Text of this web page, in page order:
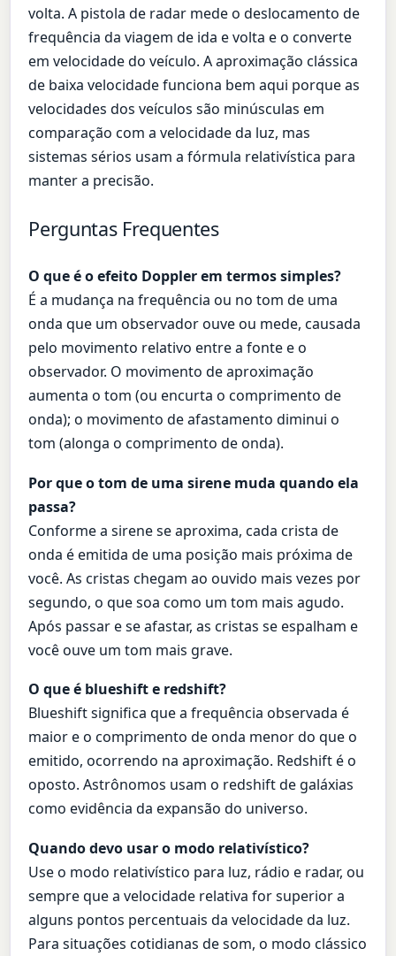
volta. A pistola de radar mede o deslocamento de
frequência da viagem de ida e volta e o converte
em velocidade do veículo. A aproximação clássica
de baixa velocidade funciona bem aqui porque as
velocidades dos veículos são minúsculas em
comparação com a velocidade da luz, mas
sistemas sérios usam a fórmula relativística para
manter a precisão.
Perguntas Frequentes
O que é o efeito Doppler em termos simples?
É a mudança na frequência ou no tom de uma
onda que um observador ouve ou mede, causada
pelo movimento relativo entre a fonte e o
observador. O movimento de aproximação
aumenta o tom (ou encurta o comprimento de
onda); o movimento de afastamento diminui o
tom (alonga o comprimento de onda).
Por que o tom de uma sirene muda quando ela
passa?
Conforme a sirene se aproxima, cada crista de
onda é emitida de uma posição mais próxima de
você. As cristas chegam ao ouvido mais vezes por
segundo, o que soa como um tom mais agudo.
Após passar e se afastar, as cristas se espalham e
você ouve um tom mais grave.
O que é blueshift e redshift?
Blueshift significa que a frequência observada é
maior e o comprimento de onda menor do que o
emitido, ocorrendo na aproximação. Redshift é o
oposto. Astrônomos usam o redshift de galáxias
como evidência da expansão do universo.
Quando devo usar o modo relativístico?
Use o modo relativístico para luz, rádio e radar, ou
sempre que a velocidade relativa for superior a
alguns pontos percentuais da velocidade da luz.
Para situações cotidianas de som, o modo clássico